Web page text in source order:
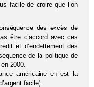
facile de croire que l’on
des excès de
être d’accord avec ces
et d’endettement des
de la politique de
2000.
américaine en est la
facile).